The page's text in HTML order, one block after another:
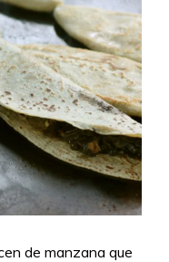
de manzana que